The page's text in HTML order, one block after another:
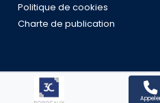
Politique de cookies
Charte de publication
Coppten